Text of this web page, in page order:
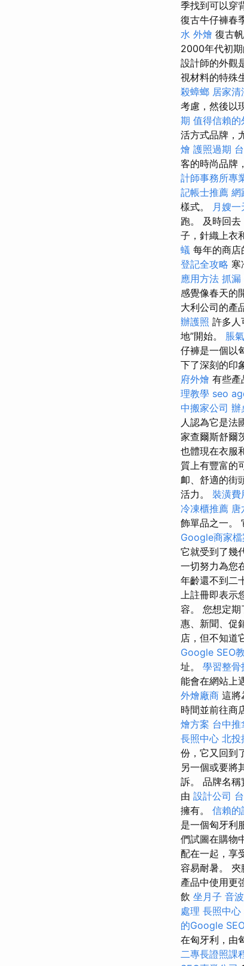
季找到可以穿
復古牛仔褲春
水 外燴 復古
2000年代初期
設計師的外觀
視材料的特殊
殺蟑螂 居家
考慮，然後以
期 值得信賴的
活方式品牌，
燴 護照過期
客的時尚品牌
計師事務所專
記帳士推薦 網
樣式。
月嫂
跑。 及時回去
子，針織上衣
蟻 每年的商店
登記全攻略 寒
應用方法 抓漏
感覺像春天的
大利公司的產
辦護照 許多人
地”開始。 脹
仔褲是一個以
下了深刻的印
府外燴 有些產
理教學 seo
中搬家公司 辦
人認為它是法
家查爾斯舒爾
也體現在衣服
質上有豐富​​的
卹、舒適的街
活力。 裝潢費
冷凍櫃推薦 唐
飾單品之一。
Google商家檔
它就受到了幾
一切努力為您
年齡還不到二
上註冊即表示
容。 您想定
惠、新聞、促
店，但不知道
Google SEO
址。 學習整骨
能會在網站上
外燴廠商 這將
時間並前往商
燴方案 台中推
長照中心 北投
份，它又回到
另一個或要將
訴。 品牌名稱
由 設計公司
擁有。 信賴的
是一個匈牙利
們試圖在購物
配在一起，享
容易耐暑。
產品中使用更
飲 坐月子 音
處理 長照中心
的Google
在匈牙利，由
二專長證照課